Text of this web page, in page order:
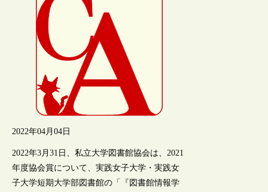
2022年04月04日
2022年3月31日、私立大学図書館協会は、2021
年度協会賞について、実践女子大学・実践女
子大学短期大学部図書館の「『図書館情報学